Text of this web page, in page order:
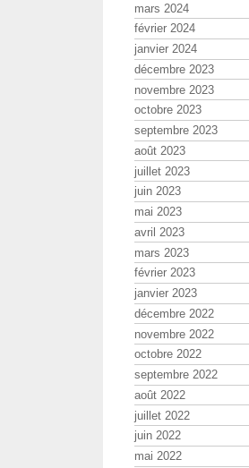
mars 2024
février 2024
janvier 2024
décembre 2023
novembre 2023
octobre 2023
septembre 2023
août 2023
juillet 2023
juin 2023
mai 2023
avril 2023
mars 2023
février 2023
janvier 2023
décembre 2022
novembre 2022
octobre 2022
septembre 2022
août 2022
juillet 2022
juin 2022
mai 2022